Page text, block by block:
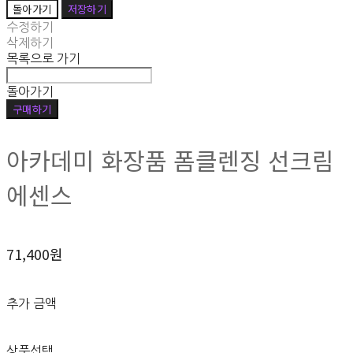
돌아가기 저장하기
수정하기
삭제하기
목록으로 가기
돌아가기
구매하기
아카데미 화장품 폼클렌징 선크림
에센스
71,400원
추가 금액